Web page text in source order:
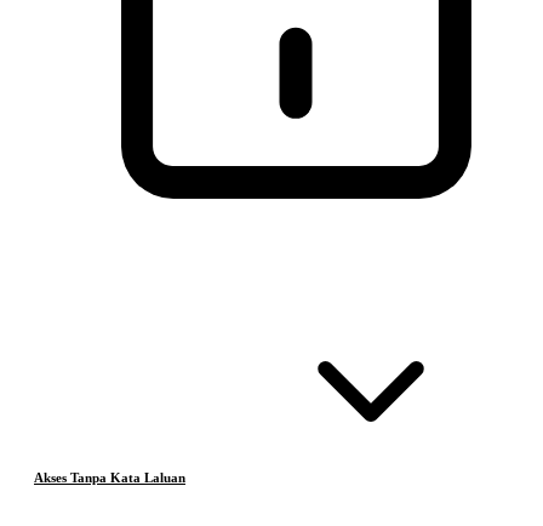
Akses Tanpa Kata Laluan